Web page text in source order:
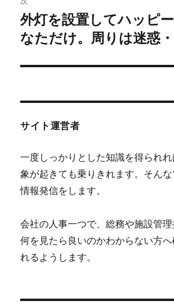
ー
シ
ン
次
の
稿:
外灯を設置してハッピ
なただけ。周りは迷惑・
サイト運営者
一度しっかりとした知識を得られ
象が起きても乗りきれます。そん
情報発信をします。
会社の人事一つで、総務や施設管理
何を見たら良いのかわからない方
れるようします。